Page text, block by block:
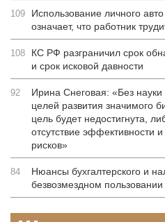
109
Использование личного
означает, что работник
108
КС РФ разграничил срок
и срок исковой давности
92
Ирина Снеговая: «Без
целей развития значимого
цель будет недостигнута,
отсутствие эффективности
рисков»
84
Нюансы бухгалтерского и
безвозмездном